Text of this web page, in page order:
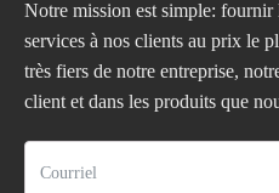
Notre mission est simple: fournir
services à nos clients au prix le
très fiers de notre entreprise,
client et dans les produits que